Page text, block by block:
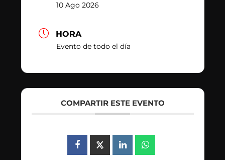
10 Ago 2026
HORA
Evento de todo el día
COMPARTIR ESTE EVENTO